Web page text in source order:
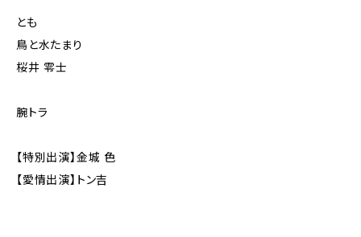
とも
鳥と水たまり
桜井 零士
腕トラ
【特別出演】金城 色
【愛情出演】トン吉